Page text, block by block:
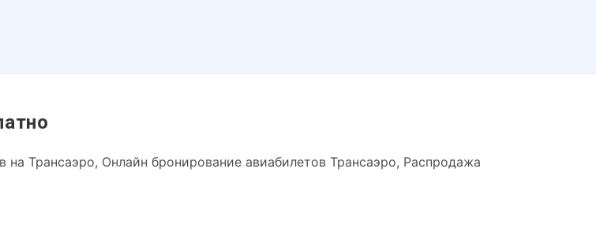
Трансаэро, Онлайн бронирование авиабилетов Трансаэро, Распродажа